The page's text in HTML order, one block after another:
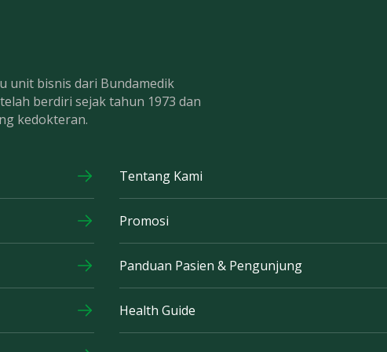
unit bisnis dari Bundamedik
berdiri sejak tahun 1973 dan
kedokteran.
Tentang Kami
Promosi
Panduan Pasien & Pengunjung
Health Guide